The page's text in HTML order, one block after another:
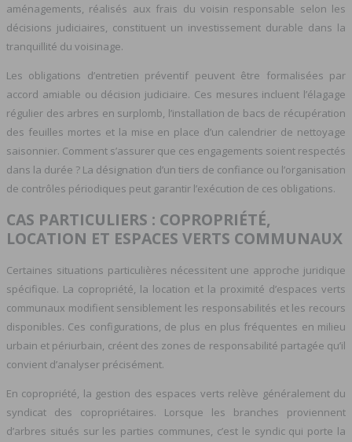
aménagements, réalisés aux frais du voisin responsable selon les
décisions judiciaires, constituent un investissement durable dans la
tranquillité du voisinage.
Les obligations d’entretien préventif peuvent être formalisées par
accord amiable ou décision judiciaire. Ces mesures incluent l’élagage
régulier des arbres en surplomb, l’installation de bacs de récupération
des feuilles mortes et la mise en place d’un calendrier de nettoyage
saisonnier. Comment s’assurer que ces engagements soient respectés
dans la durée ? La désignation d’un tiers de confiance ou l’organisation
de contrôles périodiques peut garantir l’exécution de ces obligations.
CAS PARTICULIERS : COPROPRIÉTÉ,
LOCATION ET ESPACES VERTS COMMUNAUX
Certaines situations particulières nécessitent une approche juridique
spécifique. La copropriété, la location et la proximité d’espaces verts
communaux modifient sensiblement les responsabilités et les recours
disponibles. Ces configurations, de plus en plus fréquentes en milieu
urbain et périurbain, créent des zones de responsabilité partagée qu’il
convient d’analyser précisément.
En copropriété, la gestion des espaces verts relève généralement du
syndicat des copropriétaires. Lorsque les branches proviennent
d’arbres situés sur les parties communes, c’est le syndic qui porte la